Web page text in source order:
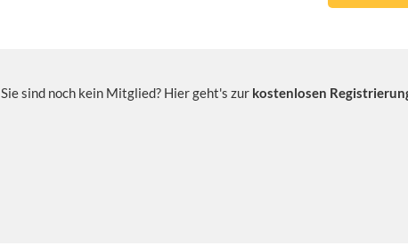
Sie sind noch kein Mitglied? Hier geht's zur kostenlosen